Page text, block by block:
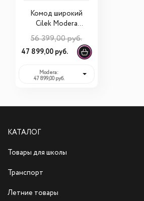
Комод широкий
Cilek Modera
20.50.1202.00
56 399,00 руб.
47 899,00 руб.
Modera:
47 899,00 руб.
КАТАЛОГ
Товары для школы
Транспорт
Летние товары